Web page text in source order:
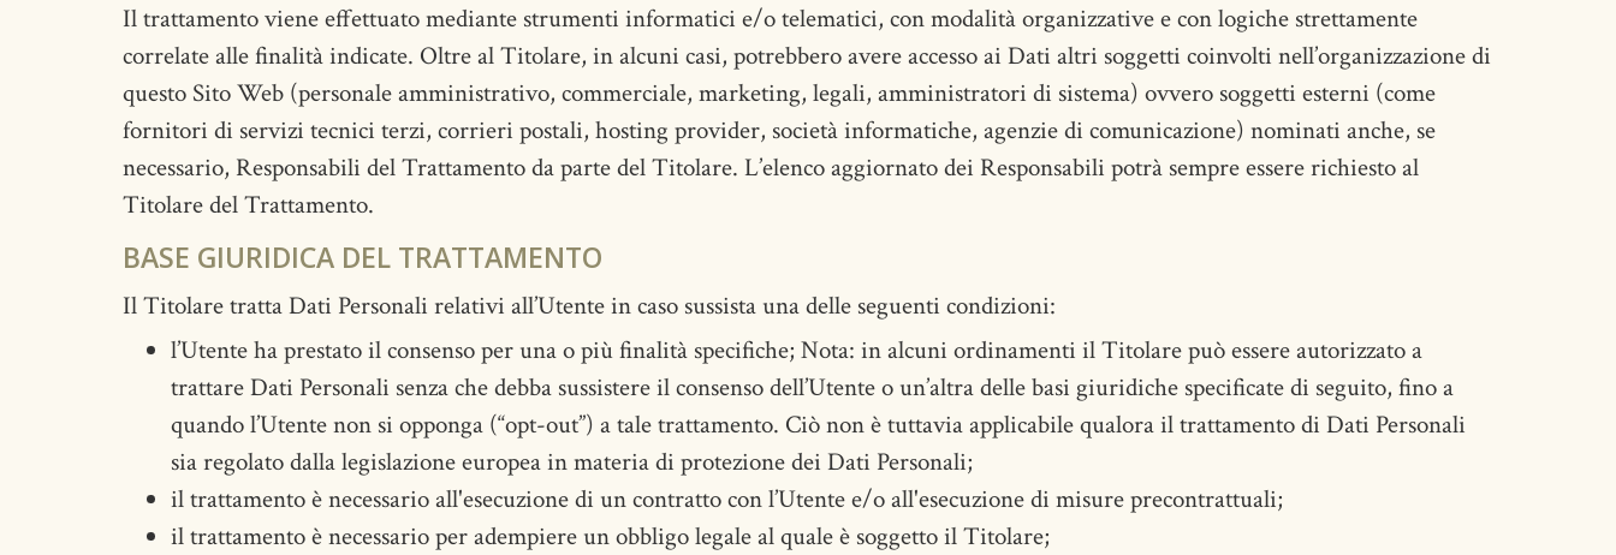
Il trattamento viene effettuato mediante strumenti informatici e/o telematici, con modalità organizzative e con logiche strettamente
correlate alle finalità indicate. Oltre al Titolare, in alcuni casi, potrebbero avere accesso ai Dati altri soggetti coinvolti nell’organizzazione di
questo Sito Web (personale amministrativo, commerciale, marketing, legali, amministratori di sistema) ovvero soggetti esterni (come
fornitori di servizi tecnici terzi, corrieri postali, hosting provider, società informatiche, agenzie di comunicazione) nominati anche, se
necessario, Responsabili del Trattamento da parte del Titolare. L’elenco aggiornato dei Responsabili potrà sempre essere richiesto al
Titolare del Trattamento.
BASE GIURIDICA DEL TRATTAMENTO
Il Titolare tratta Dati Personali relativi all’Utente in caso sussista una delle seguenti condizioni:
l’Utente ha prestato il consenso per una o più finalità specifiche; Nota: in alcuni ordinamenti il Titolare può essere autorizzato a
trattare Dati Personali senza che debba sussistere il consenso dell’Utente o un’altra delle basi giuridiche specificate di seguito, fino a
quando l’Utente non si opponga (“opt-out”) a tale trattamento. Ciò non è tuttavia applicabile qualora il trattamento di Dati Personali
sia regolato dalla legislazione europea in materia di protezione dei Dati Personali;
il trattamento è necessario all'esecuzione di un contratto con l’Utente e/o all'esecuzione di misure precontrattuali;
il trattamento è necessario per adempiere un obbligo legale al quale è soggetto il Titolare;